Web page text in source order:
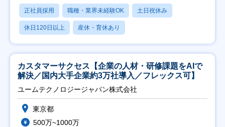
正社員採用 職種・業界未経験OK 土日祝休み
休日120日以上 産休・育休あり
カスタマーサクセス【企業の人材・研修課題をAIで
解決／国内大手企業約3万社導入／フレックス可】
ユームテクノロジージャパン株式会社
東京都
500万~1000万